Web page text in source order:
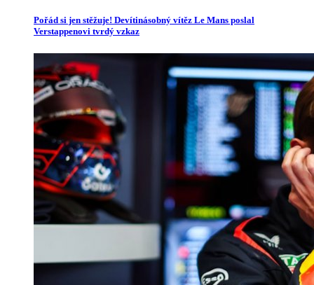
Pořád si jen stěžuje! Devítinásobný vítěz Le Mans poslal
Verstappenovi tvrdý vzkaz